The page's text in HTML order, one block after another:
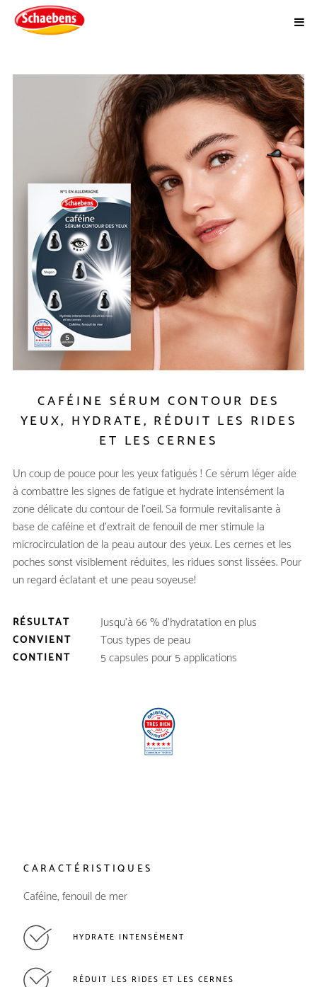
CAFÉINE SÉRUM CONTOUR DES
YEUX, HYDRATE, RÉDUIT LES RIDES
ET LES CERNES
Un coup de pouce pour les yeux fatigués ! Ce sérum léger aide
à combattre les signes de fatigue et hydrate intensément la
zone délicate du contour de l’oeil. Sa formule revitalisante à
base de caféine et d’extrait de fenouil de mer stimule la
microcirculation de la peau autour des yeux. Les cernes et les
poches sonst visiblement réduites, les ridues sonst lissées. Pour
un regard éclatant et une peau soyeuse!
RÉSULTAT Jusqu'à 66 % d'hydratation en plus
CONVIENT Tous types de peau
CONTIENT 5 capsules pour 5 applications
CARACTÉRISTIQUES
Caféine, fenouil de mer
HYDRATE INTENSÉMENT
RÉDUIT LES RIDES ET LES CERNES